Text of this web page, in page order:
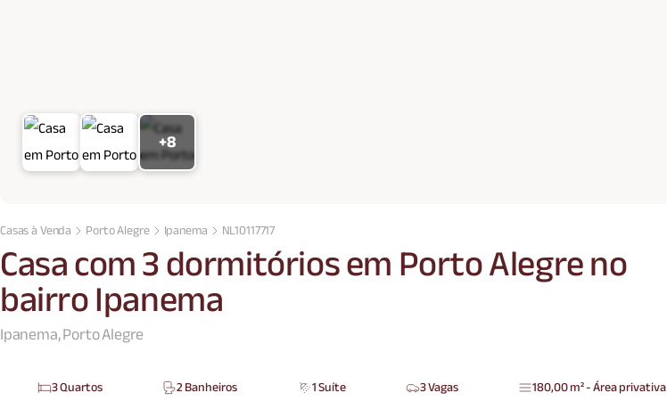
+8
Casas à Venda Porto Alegre Ipanema NL10117717
Casa com 3 dormitórios em Porto Alegre no
bairro Ipanema
Ipanema, Porto Alegre
3 Quartos 2 Banheiros 1 Suíte 3 Vagas 180,00 m² - Área privativa